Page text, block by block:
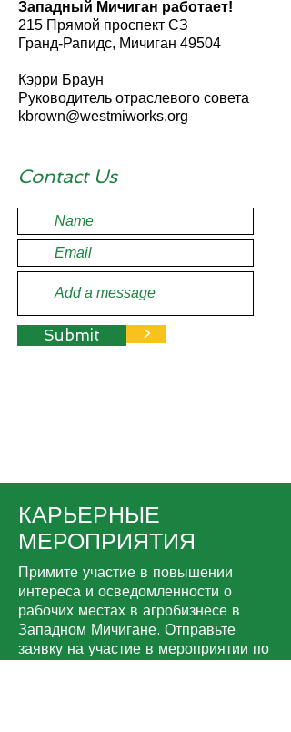
Западный Мичиган работает!
215 Прямой проспект СЗ
Гранд-Рапидс, Мичиган 49504
Кэрри Браун
Руководитель отраслевого совета
kbrown@westmiworks.org
Contact Us
Submit >
КАРЬЕРНЫЕ
МЕРОПРИЯТИЯ
Примите участие в повышении
интереса и осведомленности о
рабочих местах в агробизнесе в
Западном Мичигане. Отправьте
заявку на участие в мероприятии по